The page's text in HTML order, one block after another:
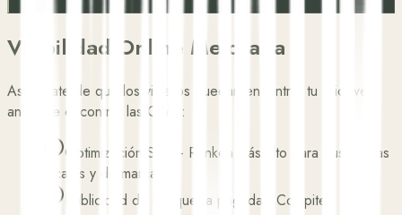
Visibilidad Online Mejorada
Asegúrate de que los viajeros puedan encontrar tu sitio web
antes de encontrar las OTAs:
Optimización SEO
- Rankea más alto para búsquedas
locales y de marca
Publicidad de búsqueda pagada
Compite